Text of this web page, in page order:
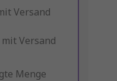
Versand
Versand
Menge